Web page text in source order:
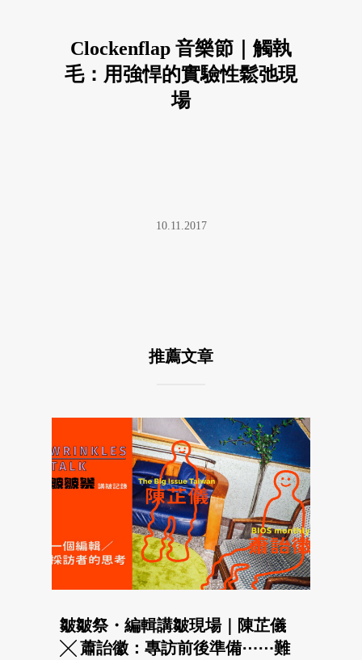
Clockenflap 音樂節｜觸執
毛：用強悍的實驗性鬆弛現
場
10.11.2017
推薦文章
皺皺祭・編輯講皺現場｜陳芷儀
╳ 蕭詒徽：專訪前後準備⋯⋯難